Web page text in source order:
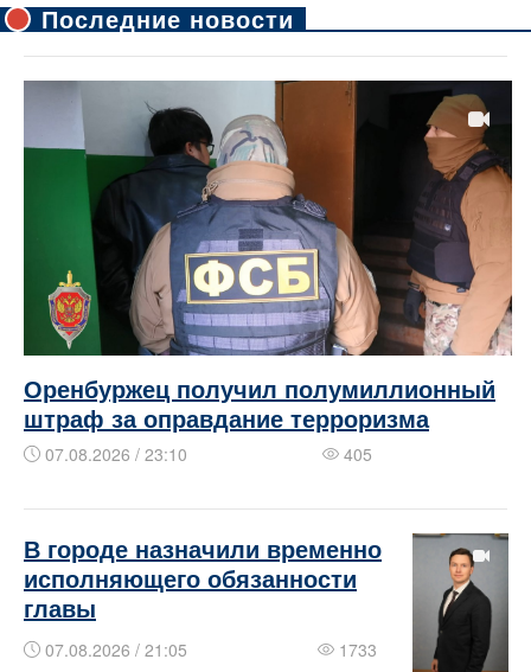
Последние новости
Оренбуржец получил полумиллионный
штраф за оправдание терроризма
07.08.2026 / 23:10 405
В городе назначили временно
исполняющего обязанности
главы
07.08.2026 / 21:05 1733